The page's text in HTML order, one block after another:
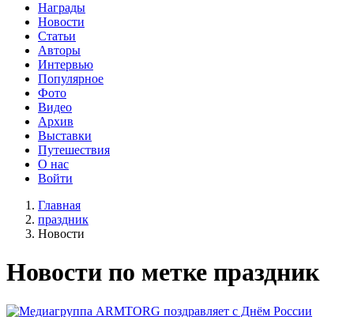
Награды
Новости
Статьи
Авторы
Интервью
Популярное
Фото
Видео
Архив
Выставки
Путешествия
О нас
Войти
Главная
праздник
Новости
Новости по метке праздник